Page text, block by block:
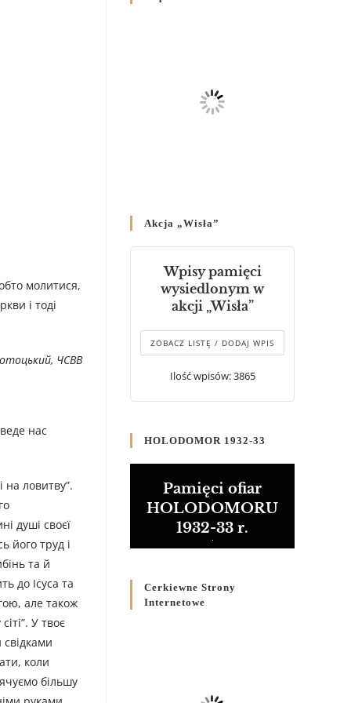
молитися,
і тоді
ЧСВВ
нас
на ловитву”.
душі своєї
його труд і
та й
до Ісуса та
але також
У твоє
коли
більшу
Родин
Справ Молоді та встановленя
складу Катихитичної Комісії
днях 2-12 липня 2024 р.”
Декрет єпископів
Перемисько-Варшавської
Митрополії стосовно
звершування Божественної
літургії
Булла проголошення
Розпорядження
Преосвященнішого Владики
Кир Володимира Р. Ющака
про вживання друкованих
книг на публічних
богослужіннях
Akcja „Wisła”
Wpisy pamięci
wysiedlonym w
akcji „Wisła”
ZOBACZ LISTĘ / DODAJ WPIS
Ilość wpisów: 3865
HOLODOMOR 1932-33
Pamięci ofiar
HOLODOMORU
1932-33 r.
Cerkiewne Strony
Internetowe